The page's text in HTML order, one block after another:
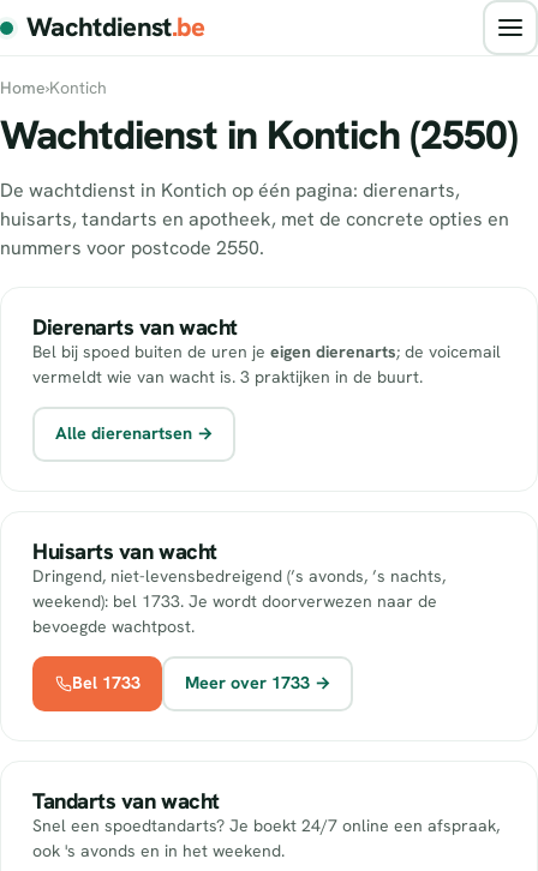
Wachtdienst.be
Home›Kontich
Wachtdienst in Kontich (2550)
De wachtdienst in Kontich op één pagina: dierenarts,
huisarts, tandarts en apotheek, met de concrete opties en
nummers voor postcode 2550.
Dierenarts van wacht
Bel bij spoed buiten de uren je eigen dierenarts; de voicemail
vermeldt wie van wacht is. 3 praktijken in de buurt.
Alle dierenartsen →
Huisarts van wacht
Dringend, niet-levensbedreigend (’s avonds, ’s nachts,
weekend): bel 1733. Je wordt doorverwezen naar de
bevoegde wachtpost.
Bel 1733 Meer over 1733 →
Tandarts van wacht
Snel een spoedtandarts? Je boekt 24/7 online een afspraak,
ook 's avonds en in het weekend.